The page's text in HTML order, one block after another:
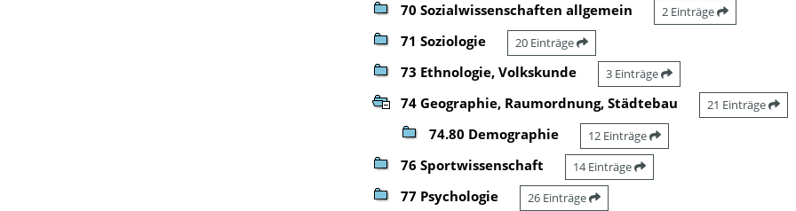
70 Sozialwissenschaften allgemein 2 Einträge
71 Soziologie 20 Einträge
73 Ethnologie, Volkskunde 3 Einträge
74 Geographie, Raumordnung, Städtebau 21 Einträge
74.80 Demographie 12 Einträge
76 Sportwissenschaft 14 Einträge
77 Psychologie 26 Einträge